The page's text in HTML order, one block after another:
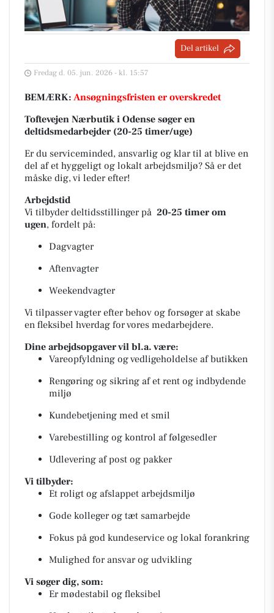
Del artikel
Fredag d. 05. jun. 2026 - kl. 15:57
BEMÆRK: Ansøgningsfristen er overskredet
Toftevejen Nærbutik i Odense søger en
deltidsmedarbejder (20-25 timer/uge)
Er du serviceminded, ansvarlig og klar til at blive en
del af et hyggeligt og lokalt arbejdsmiljø? Så er det
måske dig, vi leder efter!
Arbejdstid
Vi tilbyder deltidsstillinger på 20-25 timer om
ugen, fordelt på:
Dagvagter
Aftenvagter
Weekendvagter
Vi tilpasser vagter efter behov og forsøger at skabe
en fleksibel hverdag for vores medarbejdere.
Dine arbejdsopgaver vil bl.a. være:
Vareopfyldning og vedligeholdelse af butikken
Rengøring og sikring af et rent og indbydende
miljø
Kundebetjening med et smil
Varebestilling og kontrol af følgesedler
Udlevering af post og pakker
Vi tilbyder:
Et roligt og afslappet arbejdsmiljø
Gode kolleger og tæt samarbejde
Fokus på god kundeservice og lokal forankring
Mulighed for ansvar og udvikling
Vi søger dig, som:
Er mødestabil og fleksibel